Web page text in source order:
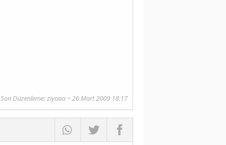
Son Düzenleme: ziyaaa ~ 26 Mart 2009 18:17